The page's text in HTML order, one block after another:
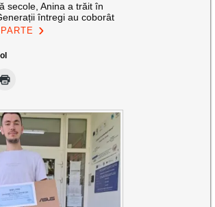
secole, Anina a trăit în
întregi au coborât